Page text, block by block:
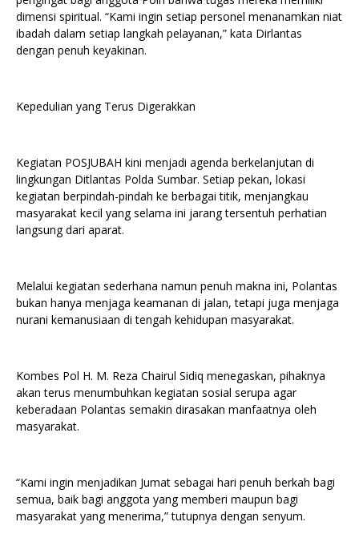
dimensi spiritual. “Kami ingin setiap personel menanamkan niat
ibadah dalam setiap langkah pelayanan,” kata Dirlantas
dengan penuh keyakinan.
Kepedulian yang Terus Digerakkan
Kegiatan POSJUBAH kini menjadi agenda berkelanjutan di
lingkungan Ditlantas Polda Sumbar. Setiap pekan, lokasi
kegiatan berpindah-pindah ke berbagai titik, menjangkau
masyarakat kecil yang selama ini jarang tersentuh perhatian
langsung dari aparat.
Melalui kegiatan sederhana namun penuh makna ini, Polantas
bukan hanya menjaga keamanan di jalan, tetapi juga menjaga
nurani kemanusiaan di tengah kehidupan masyarakat.
Kombes Pol H. M. Reza Chairul Sidiq menegaskan, pihaknya
akan terus menumbuhkan kegiatan sosial serupa agar
keberadaan Polantas semakin dirasakan manfaatnya oleh
masyarakat.
“Kami ingin menjadikan Jumat sebagai hari penuh berkah bagi
semua, baik bagi anggota yang memberi maupun bagi
masyarakat yang menerima,” tutupnya dengan senyum.